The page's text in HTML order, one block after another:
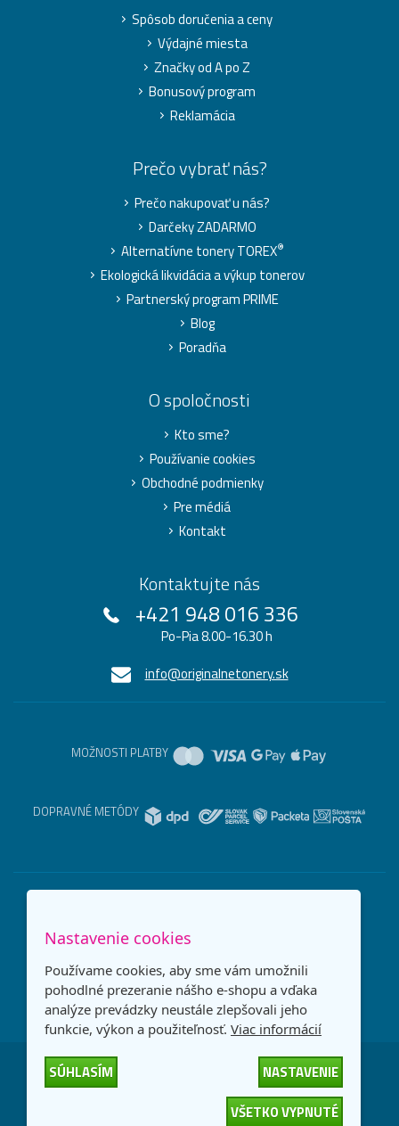
Spôsob doručenia a ceny
Výdajné miesta
Značky od A po Z
Bonusový program
Reklamácia
Prečo vybrať nás?
Prečo nakupovať u nás?
Darčeky ZADARMO
Alternatívne tonery TOREX®
Ekologická likvidácia a výkup tonerov
Partnerský program PRIME
Blog
Poradňa
O spoločnosti
Kto sme?
Používanie cookies
Obchodné podmienky
Pre médiá
Kontakt
Kontaktujte nás
+421 948 016 336
Po-Pia 8.00-16.30 h
info@originalnetonery.sk
MOŽNOSTI PLATBY
DOPRAVNÉ METÓDY
Slovensko
Všetky práva vyhradené
Nastavenie cookies
Používame cookies, aby sme vám umožnili
pohodlné prezeranie nášho e-shopu a vďaka
analýze prevádzky neustále zlepšovali jeho
funkcie, výkon a použiteľnosť. Viac informácií
SÚHLASÍM
NASTAVENIE
VŠETKO VYPNUTÉ